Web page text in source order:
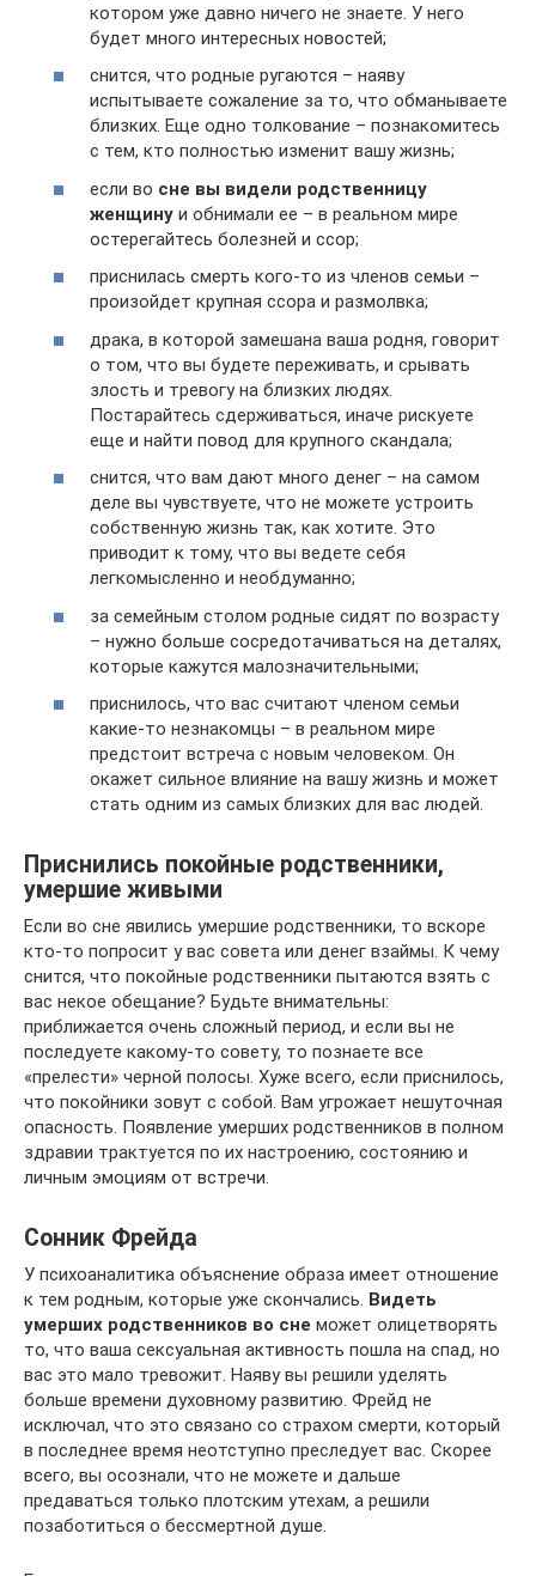
котором уже давно ничего не знаете. У него
будет много интересных новостей;
снится, что родные ругаются – наяву
испытываете сожаление за то, что обманываете
близких. Еще одно толкование – познакомитесь
с тем, кто полностью изменит вашу жизнь;
если во сне вы видели родственницу
женщину и обнимали ее – в реальном мире
остерегайтесь болезней и ссор;
приснилась смерть кого-то из членов семьи –
произойдет крупная ссора и размолвка;
драка, в которой замешана ваша родня, говорит
о том, что вы будете переживать, и срывать
злость и тревогу на близких людях.
Постарайтесь сдерживаться, иначе рискуете
еще и найти повод для крупного скандала;
снится, что вам дают много денег – на самом
деле вы чувствуете, что не можете устроить
собственную жизнь так, как хотите. Это
приводит к тому, что вы ведете себя
легкомысленно и необдуманно;
за семейным столом родные сидят по возрасту
– нужно больше сосредотачиваться на деталях,
которые кажутся малозначительными;
приснилось, что вас считают членом семьи
какие-то незнакомцы – в реальном мире
предстоит встреча с новым человеком. Он
окажет сильное влияние на вашу жизнь и может
стать одним из самых близких для вас людей.
Приснились покойные родственники,
умершие живыми
Если во сне явились умершие родственники, то вскоре
кто-то попросит у вас совета или денег взаймы. К чему
снится, что покойные родственники пытаются взять с
вас некое обещание? Будьте внимательны:
приближается очень сложный период, и если вы не
последуете какому-то совету, то познаете все
«прелести» черной полосы. Хуже всего, если приснилось,
что покойники зовут с собой. Вам угрожает нешуточная
опасность. Появление умерших родственников в полном
здравии трактуется по их настроению, состоянию и
личным эмоциям от встречи.
Сонник Фрейда
У психоаналитика объяснение образа имеет отношение
к тем родным, которые уже скончались. Видеть
умерших родственников во сне может олицетворять
то, что ваша сексуальная активность пошла на спад, но
вас это мало тревожит. Наяву вы решили уделять
больше времени духовному развитию. Фрейд не
исключал, что это связано со страхом смерти, который
в последнее время неотступно преследует вас. Скорее
всего, вы осознали, что не можете и дальше
предаваться только плотским утехам, а решили
позаботиться о бессмертной душе.